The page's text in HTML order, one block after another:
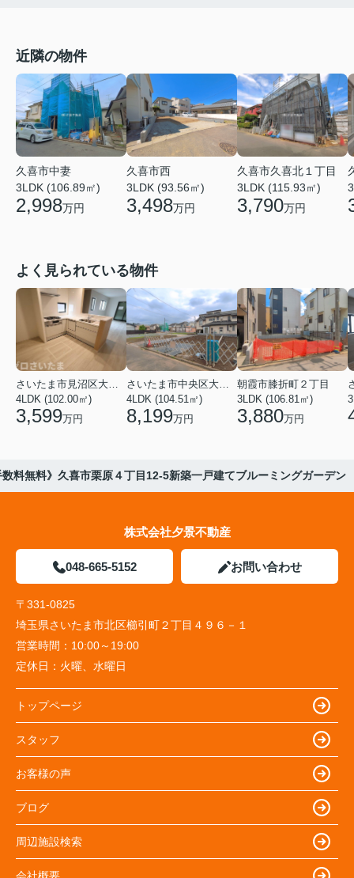
近隣の物件
久喜市中妻
3LDK (106.89㎡)
2,998万円
久喜市西
3LDK (93.56㎡)
3,498万円
久喜市久喜北１丁目
3LDK (115.93㎡)
3,790万円
よく見られている物件
さいたま市見沼区大字蓮沼
4LDK (102.00㎡)
3,599万円
さいたま市中央区大戸３丁目
4LDK (104.51㎡)
8,199万円
朝霞市膝折町２丁目
3LDK (106.81㎡)
3,880万円
料無料》久喜市栗原４丁目12-5新築一戸建てブルーミングガーデン
株式会社夕景不動産
048-665-5152 お問い合わせ
〒331-0825
埼玉県さいたま市北区櫛引町２丁目４９６－１
営業時間： 10:00～19:00
定休日： 火曜、水曜日
トップページ
スタッフ
お客様の声
ブログ
周辺施設検索
会社概要